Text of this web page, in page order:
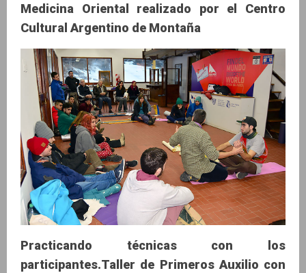
Medicina Oriental
realizado por el Centro
Cultural Argentino de Montaña
Practicando técnicas con los
participantes.Taller de Primeros Auxilio con